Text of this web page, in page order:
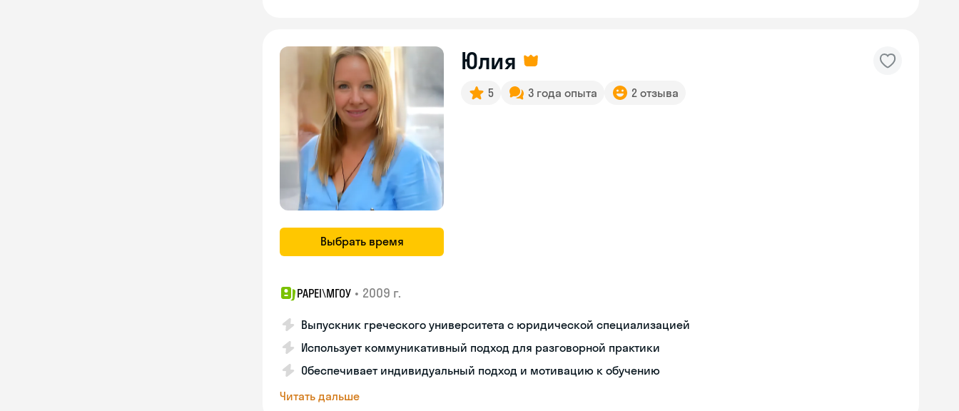
Выбрать время
Юлия
5 3 года опыта 2 отзыва
PAPEI\MГОУ • 2009 г.
Выпускник греческого университета с юридической специализацией
Использует коммуникативный подход для разговорной практики
Обеспечивает индивидуальный подход и мотивацию к обучению
Читать дальше